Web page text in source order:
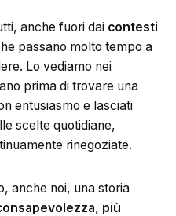
anche fuori dai contesti
passano molto tempo a
Lo vediamo nei
prima di trovare una
entusiasmo e lasciati
scelte quotidiane,
rinegoziate.
anche noi, una storia
più